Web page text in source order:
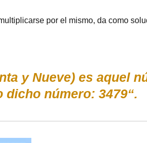
por el mismo, da como
y Nueve) es aquel
número: 3479“.